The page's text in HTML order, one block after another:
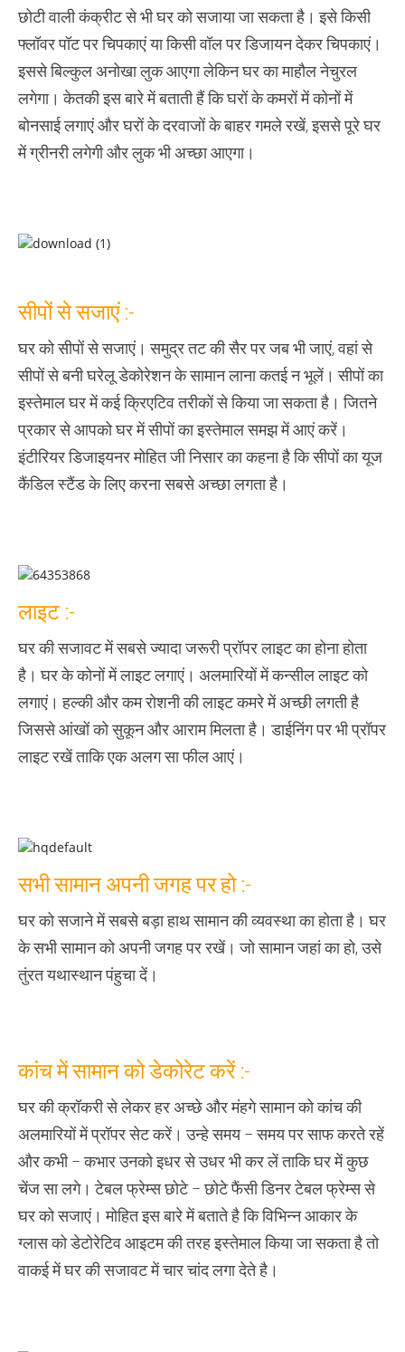
छोटी वाली कंक्रीट से भी घर को सजाया जा सकता है। इसे किसी
फ्लॉवर पॉट पर चिपकाएं या किसी वॉल पर डिजायन देकर चिपकाएं।
इससे बिल्‍कुल अनोखा लुक आएगा लेकिन घर का माहौल नेचुरल
लगेगा। केतकी इस बारे में बताती हैं कि घरों के कमरों में कोनों में
बोनसाई लगाएं और घरों के दरवाजों के बाहर गमले रखें, इससे पूरे घर
में ग्रीनरी लगेगी और लुक भी अच्‍छा आएगा।
सीपों से सजाएं :-
घर को सीपों से सजाएं। समुद्र तट की सैर पर जब भी जाएं, वहां से
सीपों से बनी घरेलू डेकोरेशन के सामान लाना कतई न भूलें। सीपों का
इस्‍तेमाल घर में कई क्रिएटिव तरीकों से किया जा सकता है। जितने
प्रकार से आपको घर में सीपों का इस्‍तेमाल समझ में आएं करें।
इंटीरियर डिजाइयनर मोहित जी निसार का कहना है कि सीपों का यूज
कैंडिल स्‍टैंड के लिए करना सबसे अच्‍छा लगता है।
लाइट :-
घर की सजावट में सबसे ज्‍यादा जरूरी प्रॉपर लाइट का होना होता
है। घर के कोनों में लाइट लगाएं। अलमारियों में कन्‍सील लाइट को
लगाएं। हल्‍की और कम रोशनी की लाइट कमरे में अच्‍छी लगती है
जिससे आंखों को सुकून और आराम मिलता है। डाईनिंग पर भी प्रॉपर
लाइट रखें ताकि एक अलग सा फील आएं।
सभी सामान अपनी जगह पर हो :-
घर को सजाने में सबसे बड़ा हाथ सामान की व्‍यवस्‍था का होता है। घर
के सभी सामान को अपनी जगह पर रखें। जो सामान जहां का हो, उसे
तुंरत यथास्‍थान पंहुचा दें।
कांच में सामान को डेकोरेट करें :-
घर की क्रॉकरी से लेकर हर अच्‍छे और मंहगे सामान को कांच की
अलमारियों में प्रॉपर सेट करें। उन्‍हे समय – समय पर साफ करते रहें
और कभी – कभार उनको इधर से उधर भी कर लें ताकि घर में कुछ
चेंज सा लगे। टेबल फ्रेम्‍स छोटे – छोटे फैंसी डिनर टेबल फ्रेम्‍स से
घर को सजाएं। मोहित इस बारे में बताते है कि विभिन्‍न आकार के
ग्‍लास को डेटोरेटिव आइटम की तरह इस्‍तेमाल किया जा सकता है तो
वाकई में घर की सजावट में चार चांद लगा देते है।